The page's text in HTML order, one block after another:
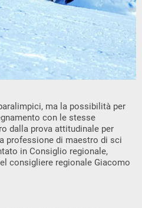
ma la possibilità per
con le stesse
dalla prova attitudinale per
professione di maestro di sci
in Consiglio regionale,
consigliere regionale Giacomo